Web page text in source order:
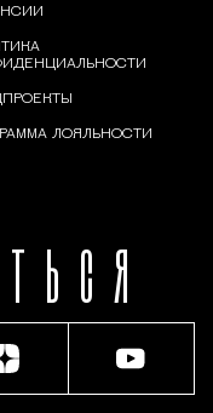
ЛОЯЛЬНОСТИ